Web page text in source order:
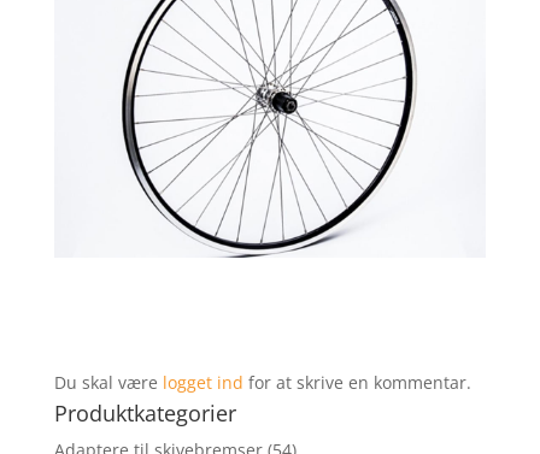
Du skal være logget ind for at skrive en kommentar.
Produktkategorier
Adaptere til skivebremser (54)